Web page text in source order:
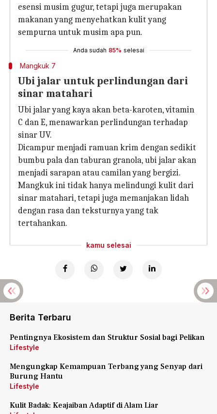
esensi musim gugur, tetapi juga merupakan
makanan yang menyehatkan kulit yang
sempurna untuk musim apa pun.
Anda sudah 85% selesai
Mangkuk 7
Ubi jalar untuk perlindungan dari
sinar matahari
Ubi jalar yang kaya akan beta-karoten, vitamin
C dan E, menawarkan perlindungan terhadap
sinar UV.
Dicampur menjadi ramuan krim dengan sedikit
bumbu pala dan taburan granola, ubi jalar akan
menjadi sarapan atau camilan yang bergizi.
Mangkuk ini tidak hanya melindungi kulit dari
sinar matahari, tetapi juga memanjakan lidah
dengan rasa dan teksturnya yang tak
tertahankan.
kamu selesai
Berita Terbaru
Pentingnya Ekosistem dan Struktur Sosial bagi Pelikan
Lifestyle
Mengungkap Kemampuan Terbang yang Senyap dari
Burung Hantu
Lifestyle
Kulit Badak: Keajaiban Adaptif di Alam Liar